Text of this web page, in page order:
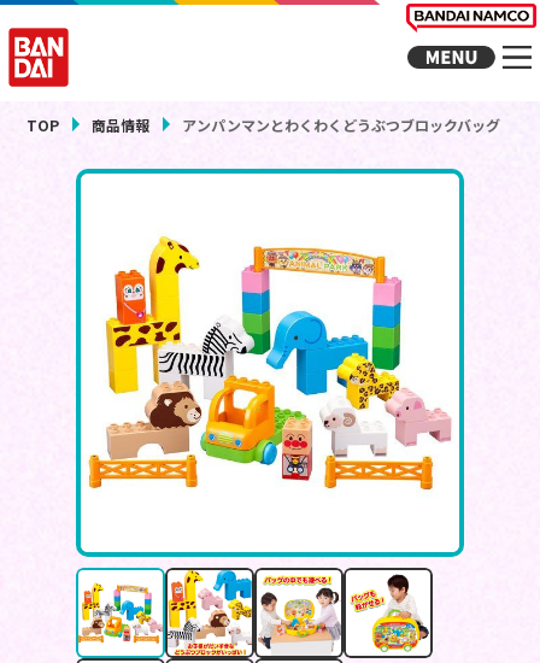
TOP 商品情報 アンパンマンとわくわくどうぶつブロックバッグ